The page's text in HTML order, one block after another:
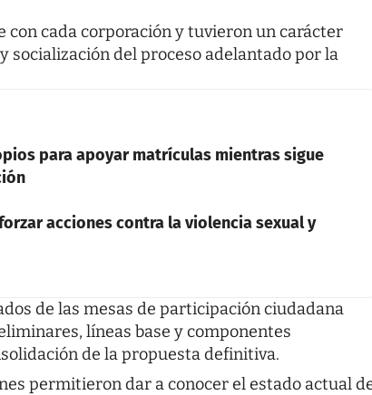
cada corporación y tuvieron un carácter
del proceso adelantado por la
para apoyar matrículas mientras sigue
acciones contra la violencia sexual y
de las mesas de participación ciudadana
líneas base y componentes
de la propuesta definitiva.
permitieron dar a conocer el estado actual